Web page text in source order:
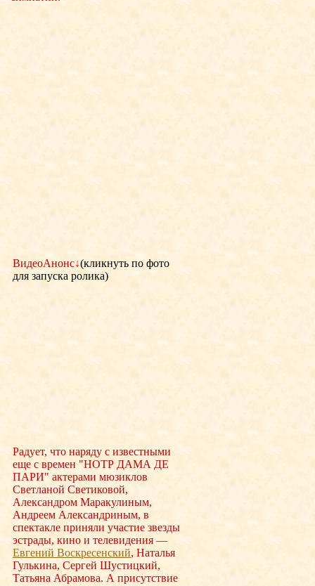
ВидеоАнонс↓(кликнуть по фото
для запуска ролика)
Радует, что наряду с известными
еще с времен "НОТР ДАМА ДЕ
ПАРИ" актерами мюзиклов
Светланой Светиковой,
Александром Маракулиным,
Андреем Александриным, в
спектакле приняли участие звезды
эстрады, кино и телевидения —
Евгений Воскресенский, Наталья
Гулькина, Сергей Шустицкий,
Татьяна Абрамова. А присутствие